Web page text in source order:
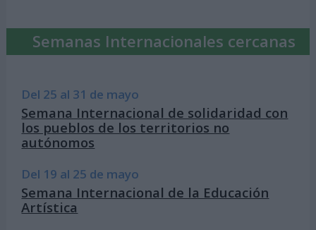
Semanas Internacionales cercanas
Del 25 al 31 de mayo
Semana Internacional de solidaridad con
los pueblos de los territorios no
autónomos
Del 19 al 25 de mayo
Semana Internacional de la Educación
Artística